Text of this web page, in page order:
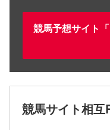
競馬予想サイト
競馬サイト相互